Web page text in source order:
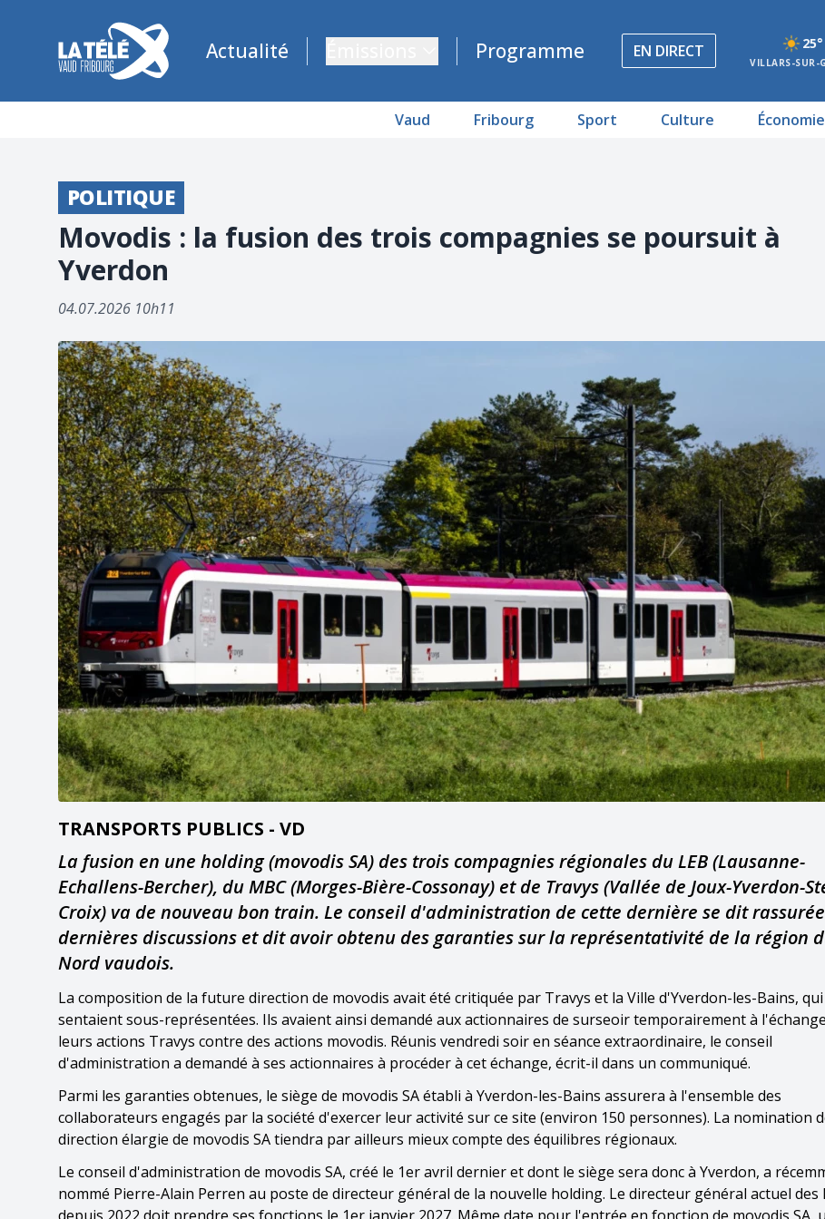
La Télé - Télévision régionale Vaud et Fribourg
Actualité Programme EN DIRECT 25°
VILLARS-SUR-
Vaud Fribourg Sport Culture Économie
POLITIQUE
Movodis : la fusion des trois compagnies se poursuit à
Yverdon
04.07.2026 10h11
TRANSPORTS PUBLICS - VD
La fusion en une holding (movodis SA) des trois compagnies régionales du LEB (Lausanne-
Echallens-Bercher), du MBC (Morges-Bière-Cossonay) et de Travys (Vallée de Joux-Yverdon-
Croix) va de nouveau bon train. Le conseil d'administration de cette dernière se dit
dernières discussions et dit avoir obtenu des garanties sur la représentativité de la région
Nord vaudois.
La composition de la future direction de movodis avait été critiquée par Travys et la Ville d'Yverdon-les-Bains, qui
sentaient sous-représentées. Ils avaient ainsi demandé aux actionnaires de surseoir temporairement à
leurs actions Travys contre des actions movodis. Réunis vendredi soir en séance extraordinaire, le conseil
d'administration a demandé à ses actionnaires à procéder à cet échange, écrit-il dans un communiqué.
Parmi les garanties obtenues, le siège de movodis SA établi à Yverdon-les-Bains assurera à l'ensemble des
collaborateurs engagés par la société d'exercer leur activité sur ce site (environ 150 personnes). La nomination
direction élargie de movodis SA tiendra par ailleurs mieux compte des équilibres régionaux.
Le conseil d'administration de movodis SA, créé le 1er avril dernier et dont le siège sera donc à Yverdon, a
nommé Pierre-Alain Perren au poste de directeur général de la nouvelle holding. Le directeur général actuel des